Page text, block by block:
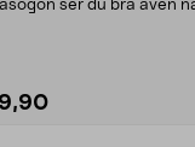
ser du bra även